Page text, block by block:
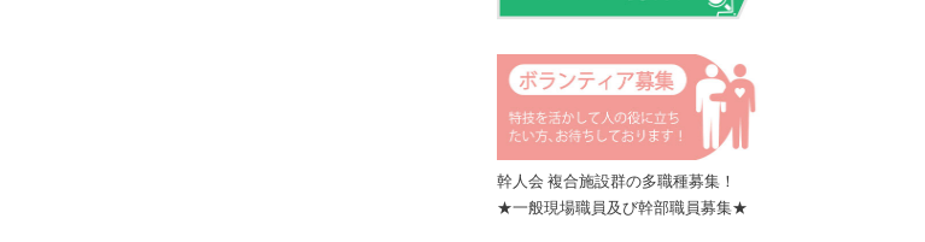
幹人会 複合施設群の多職種募集！
★一般現場職員及び幹部職員募集★